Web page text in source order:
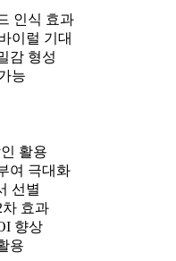
인식 효과
이럴 기대
감 형성
능
활용
여 극대화
선별
차 효과
향상
용